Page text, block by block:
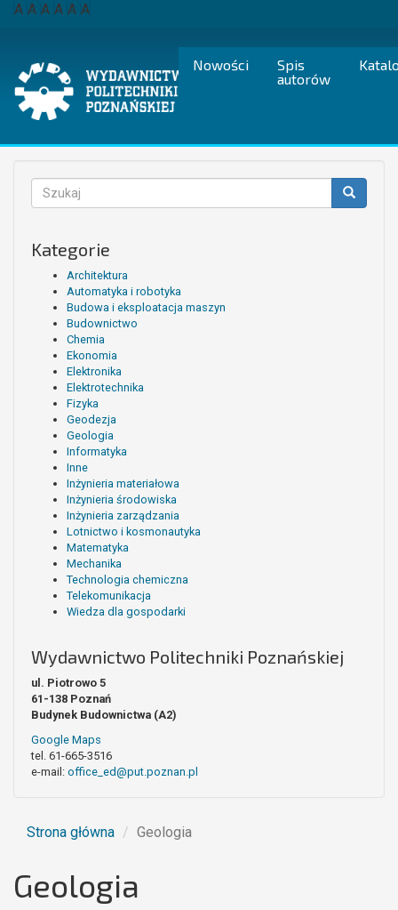
Przejdź
A A A A A A
Nowości
Spis
autorów
Formularz
wyszukiwania
Kategorie
Architektura
Automatyka i robotyka
Budowa i eksploatacja maszyn
Budownictwo
Chemia
Ekonomia
Elektronika
Elektrotechnika
Fizyka
Geodezja
Geologia
Informatyka
Inne
Inżynieria materiałowa
Inżynieria środowiska
Inżynieria zarządzania
Lotnictwo i kosmonautyka
Matematyka
Mechanika
Technologia chemiczna
Telekomunikacja
Wiedza dla gospodarki
Wydawnictwo Politechniki Poznańskiej
ul. Piotrowo 5
61-138 Poznań
Budynek Budownictwa (A2)
Google Maps
tel. 61-665-3516
e-mail: office_ed@put.poznan.pl
Strona główna Geologia
Geologia